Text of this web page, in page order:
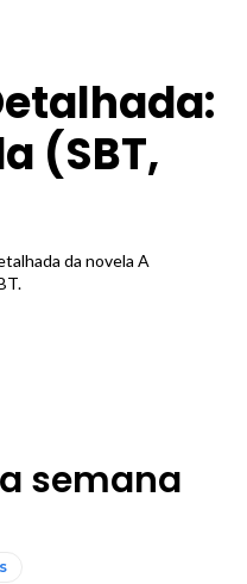
(SBT,
da novela A
semana